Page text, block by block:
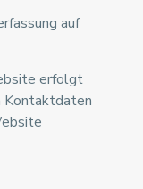
auf
erfolgt
Kontaktdaten